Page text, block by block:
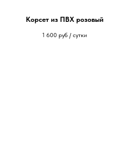
Корсет из ПВХ розовый
1 600 руб / сутки